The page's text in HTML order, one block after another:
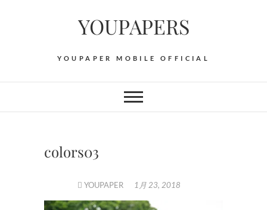
YOUPAPERS
YOUPAPER MOBILE OFFICIAL
colors03
YOUPAPER 1月 23, 2018